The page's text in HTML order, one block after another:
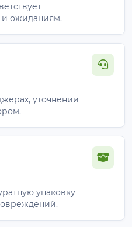
ожиданиям.
уточнении
упаковку